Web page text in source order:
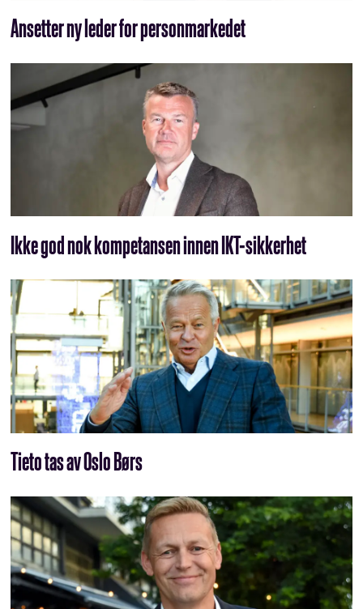
Ansetter ny leder for personmarkedet
Ikke god nok kompetansen innen IKT-sikkerhet
Tieto tas av Oslo Børs